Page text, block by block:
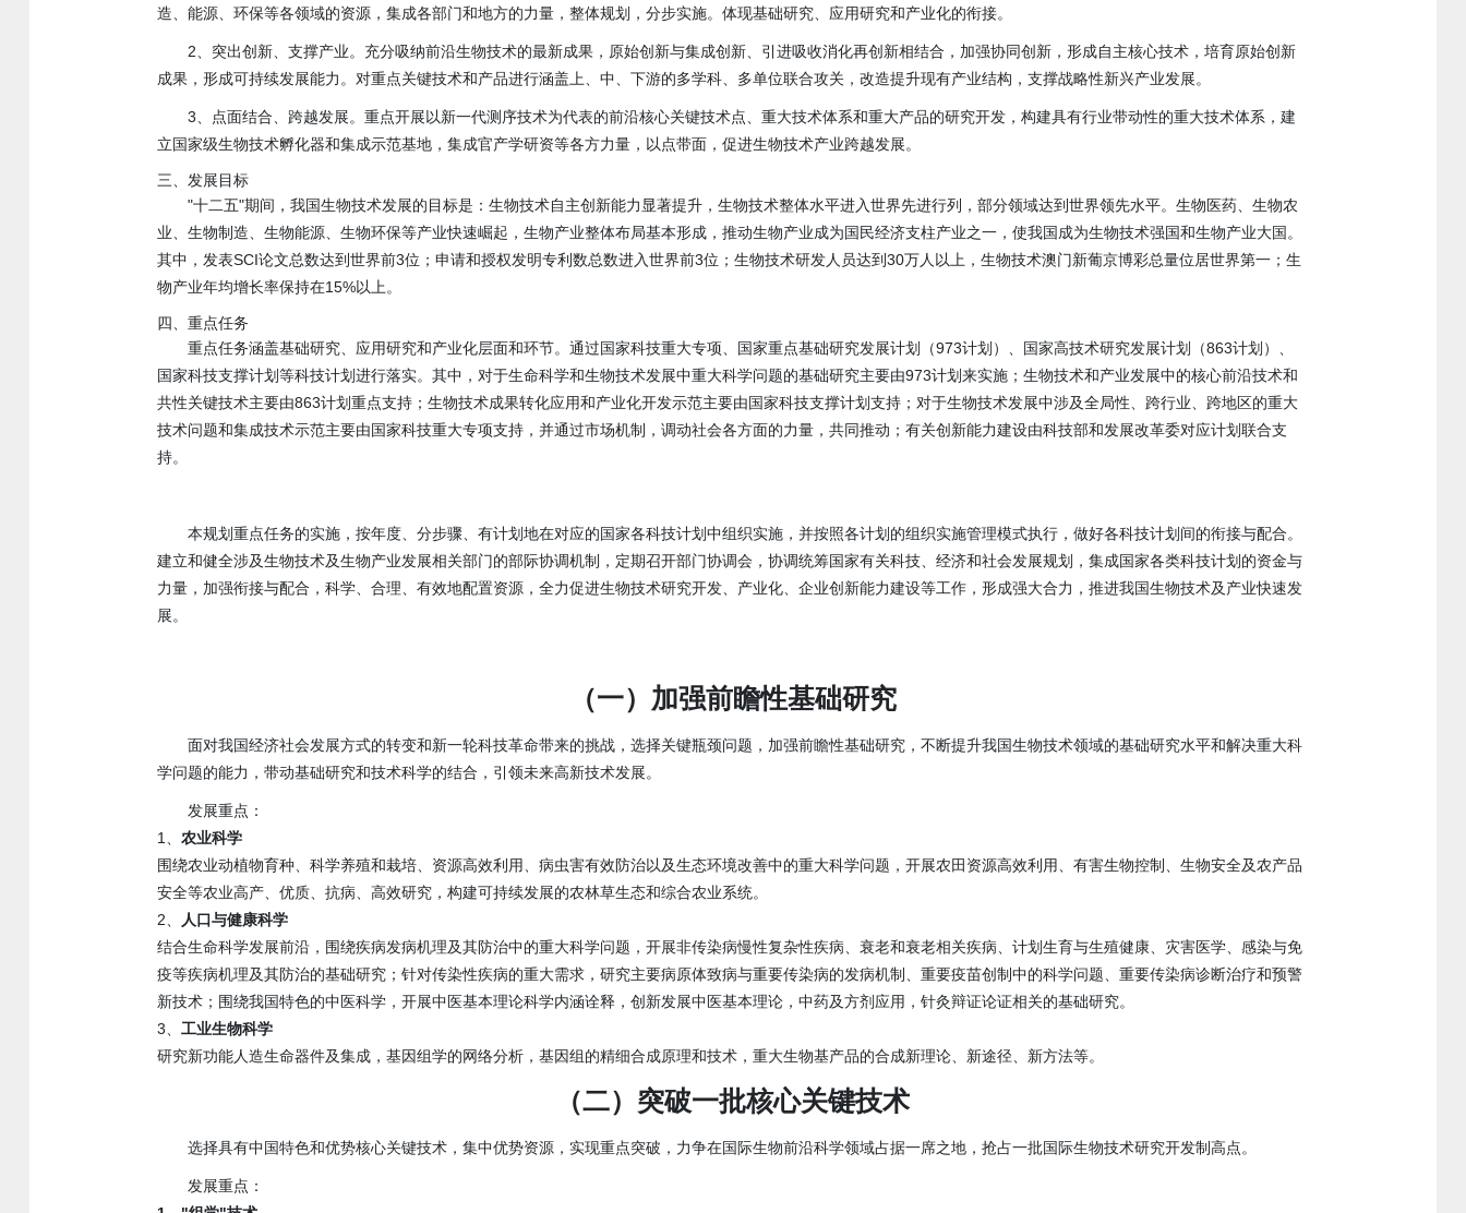
造、能源、环保等各领域的资源，集成各部门和地方的力量，整体规划，分步实施。体现基础研究、应用研究和产业化的衔接。
2、突出创新、支撑产业。充分吸纳前沿生物技术的最新成果，原始创新与集成创新、引进吸收消化再创新相结合，加强协同创新，形成自主核心技术，培育原始创新
成果，形成可持续发展能力。对重点关键技术和产品进行涵盖上、中、下游的多学科、多单位联合攻关，改造提升现有产业结构，支撑战略性新兴产业发展。
3、点面结合、跨越发展。重点开展以新一代测序技术为代表的前沿核心关键技术点、重大技术体系和重大产品的研究开发，构建具有行业带动性的重大技术体系，建
立国家级生物技术孵化器和集成示范基地，集成官产学研资等各方力量，以点带面，促进生物技术产业跨越发展。
三、发展目标
"十二五"期间，我国生物技术发展的目标是：生物技术自主创新能力显著提升，生物技术整体水平进入世界先进行列，部分领域达到世界领先水平。生物医药、生物农
业、生物制造、生物能源、生物环保等产业快速崛起，生物产业整体布局基本形成，推动生物产业成为国民经济支柱产业之一，使我国成为生物技术强国和生物产业大国。
其中，发表SCI论文总数达到世界前3位；申请和授权发明专利数总数进入世界前3位；生物技术研发人员达到30万人以上，生物技术澳门新葡京博彩总量位居世界第一；生
物产业年均增长率保持在15%以上。
四、重点任务
重点任务涵盖基础研究、应用研究和产业化层面和环节。通过国家科技重大专项、国家重点基础研究发展计划（973计划）、国家高技术研究发展计划（863计划）、
国家科技支撑计划等科技计划进行落实。其中，对于生命科学和生物技术发展中重大科学问题的基础研究主要由973计划来实施；生物技术和产业发展中的核心前沿技术和
共性关键技术主要由863计划重点支持；生物技术成果转化应用和产业化开发示范主要由国家科技支撑计划支持；对于生物技术发展中涉及全局性、跨行业、跨地区的重大
技术问题和集成技术示范主要由国家科技重大专项支持，并通过市场机制，调动社会各方面的力量，共同推动；有关创新能力建设由科技部和发展改革委对应计划联合支
持。
本规划重点任务的实施，按年度、分步骤、有计划地在对应的国家各科技计划中组织实施，并按照各计划的组织实施管理模式执行，做好各科技计划间的衔接与配合。
建立和健全涉及生物技术及生物产业发展相关部门的部际协调机制，定期召开部门协调会，协调统筹国家有关科技、经济和社会发展规划，集成国家各类科技计划的资金与
力量，加强衔接与配合，科学、合理、有效地配置资源，全力促进生物技术研究开发、产业化、企业创新能力建设等工作，形成强大合力，推进我国生物技术及产业快速发
展。
（一）加强前瞻性基础研究
面对我国经济社会发展方式的转变和新一轮科技革命带来的挑战，选择关键瓶颈问题，加强前瞻性基础研究，不断提升我国生物技术领域的基础研究水平和解决重大科
学问题的能力，带动基础研究和技术科学的结合，引领未来高新技术发展。
发展重点：
1、农业科学
围绕农业动植物育种、科学养殖和栽培、资源高效利用、病虫害有效防治以及生态环境改善中的重大科学问题，开展农田资源高效利用、有害生物控制、生物安全及农产品
安全等农业高产、优质、抗病、高效研究，构建可持续发展的农林草生态和综合农业系统。
2、
人口与健康科学
结合生命科学发展前沿，围绕疾病发病机理及其防治中的重大科学问题，开展非传染病慢性复杂性疾病、衰老和衰老相关疾病、计划生育与生殖健康、灾害医学、感染与免
疫等疾病机理及其防治的基础研究；针对传染性疾病的重大需求，研究主要病原体致病与重要传染病的发病机制、重要疫苗创制中的科学问题、重要传染病诊断治疗和预警
新技术；围绕我国特色的中医科学，开展中医基本理论科学内涵诠释，创新发展中医基本理论，中药及方剂应用，针灸辩证论证相关的基础研究。
3、工业生物科学
研究新功能人造生命器件及集成，基因组学的网络分析，基因组的精细合成原理和技术，重大生物基产品的合成新理论、新途径、新方法等。
（二）突破一批核心关键技术
选择具有中国特色和优势核心关键技术，集中优势资源，实现重点突破，力争在国际生物前沿科学领域占据一席之地，抢占一批国际生物技术研究开发制高点。
发展重点：